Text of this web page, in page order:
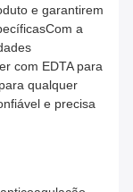
e garantirem
a
com EDTA para
qualquer
e precisa